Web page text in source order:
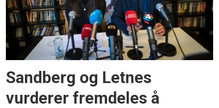
Sandberg og Letnes
vurderer fremdeles å